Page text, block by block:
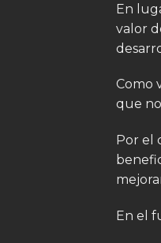
En
valor
Como
que
Por el
En el